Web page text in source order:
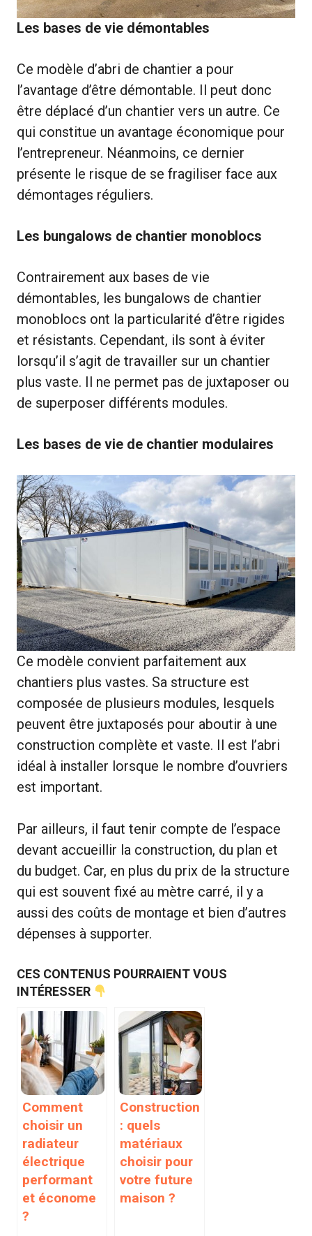
Les bases de vie démontables
Ce modèle d’abri de chantier a pour
l’avantage d’être démontable. Il peut donc
être déplacé d’un chantier vers un autre. Ce
qui constitue un avantage économique pour
l’entrepreneur. Néanmoins, ce dernier
présente le risque de se fragiliser face aux
démontages réguliers.
Les bungalows de chantier monoblocs
Contrairement aux bases de vie
démontables, les bungalows de chantier
monoblocs ont la particularité d’être rigides
et résistants. Cependant, ils sont à éviter
lorsqu’il s’agit de travailler sur un chantier
plus vaste. Il ne permet pas de juxtaposer ou
de superposer différents modules.
Les bases de vie de chantier modulaires
Ce modèle convient parfaitement aux
chantiers plus vastes. Sa structure est
composée de plusieurs modules, lesquels
peuvent être juxtaposés pour aboutir à une
construction complète et vaste. Il est l’abri
idéal à installer lorsque le nombre d’ouvriers
est important.
Par ailleurs, il faut tenir compte de l’espace
devant accueillir la construction, du plan et
du budget. Car, en plus du prix de la structure
qui est souvent fixé au mètre carré, il y a
aussi des coûts de montage et bien d’autres
dépenses à supporter.
CES CONTENUS POURRAIENT VOUS
INTÉRESSER
Comment
choisir un
radiateur
électrique
performant
et économe
?
Construction
: quels
matériaux
choisir pour
votre future
maison ?